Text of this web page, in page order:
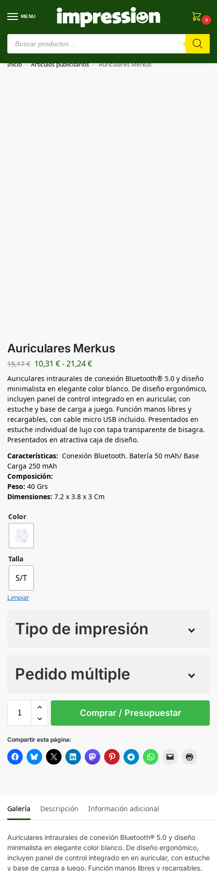
MENU
0
⚠️ Estamos en pruebas. Si algo falla, ¡Perdón!⚠️
Inicio / Artículos publicitarios / Auriculares Merkus
Auriculares Merkus
15,17€ 10,31 €-21,24€
Auriculares intraurales de conexión Bluetooth® 5.0 y diseño
minimalista en elegante color blanco. De diseño ergonómico,
incluyen panel de control integrado en en auricular, con
estuche y base de carga a juego. Función manos libres y
recargables, con cable micro USB incluido. Presentados en
estuche individual de lujo con tapa transparente de bisagra.
Presentados en atractiva caja de diseño.
Características: Conexión Bluetooth. Batería 50 mAh/ Base
Carga 250 mAh
Composición:
Peso: 40 Grs
Dimensiones: 7.2 x 3.8 x 3 Cm
Color
Talla
S/T
Limpiar
Tipo de impresión
Pedido múltiple
S/T
Comprar / Presupuestar
Compartir esta página:
Galería Descripción Información adicional
Auriculares intraurales de conexión Bluetooth® 5.0 y diseño
minimalista en elegante color blanco. De diseño ergonómico,
incluyen panel de control integrado en en auricular, con estuche
y base de carga a juego. Función manos libres y recargables,